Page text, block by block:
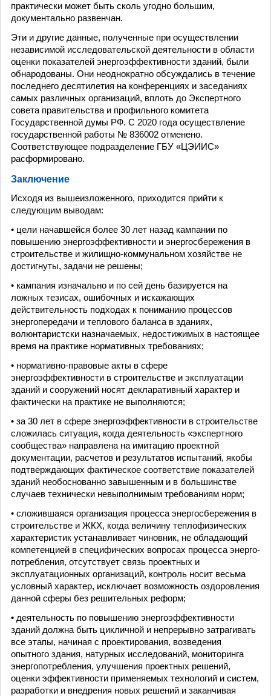
практически может быть сколь угодно большим,
документально развенчан.
Эти и другие данные, полученные при осуществлении
независимой исследовательской деятельности в области
оценки показателей энергоэффективности зданий, были
обнародованы. Они неоднократно обсуждались в течение
последнего десятилетия на конференциях и заседаниях
самых различных организаций, вплоть до Экспертного
совета правительства и профильного комитета
Государственной думы РФ. С 2020 года осуществление
государственной работы № 836002 отменено.
Соответствующее подразделение ГБУ «ЦЭИИС»
расформировано.
Заключение
Исходя из вышеизложенного, приходится прийти к
следующим выводам:
• цели начавшейся более 30 лет назад кампании по
повышению энергоэффективности и энергосбережения в
строительстве и жилищно-коммунальном хозяйстве не
достигнуты, задачи не решены;
• кампания изначально и по сей день базируется на
ложных тезисах, ошибочных и искажающих
действительность подходах к пониманию процессов
энергопередачи и теплового баланса в зданиях,
волюнтаристски назначаемых, недостижимых в настоящее
время на практике нормативных требованиях;
• нормативно-правовые акты в сфере
энергоэффективности в строительстве и эксплуатации
зданий и сооружений носят декларативный характер и
фактически на практике не выполняются;
• за 30 лет в сфере энергоэффективности в строительстве
сложилась ситуация, когда деятельность «экспертного
сообщества» направлена на имитацию проектной
документации, расчетов и результатов испытаний, якобы
подтверждающих фактическое соответствие показателей
зданий необоснованно завышенным и в большинстве
случаев технически невыполнимым требованиям норм;
• сложившаяся организация процесса энергосбережения в
строительстве и ЖКХ, когда величину теплофизических
характеристик устанавливает чиновник, не обладающий
компетенцией в специфических вопросах процесса энерго­
потребления, отсутствует связь проектных и
эксплуатационных организаций, контроль носит весьма
условный характер, исключает возможность оздоровления
данной сферы без решительных реформ;
• деятельность по повышению энергоэффективности
зданий должна быть цикличной и непрерывно затрагивать
все этапы, начиная с проектирования, возведения
опытного здания, натурных исследований, мониторинга
энергопотреб­ления, улучшения проектных решений,
оценки эффективности применяемых технологий и систем,
разработки и внед­рения новых решений и заканчивая